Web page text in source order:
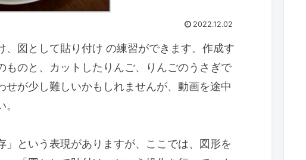
2022.12.02
図として貼り付け の練習ができます。作成す
のと、カットしたりんご、りんごのうさぎで
が少し難しいかもしれませんが、動画を途中
という表現がありますが、ここでは、図形を